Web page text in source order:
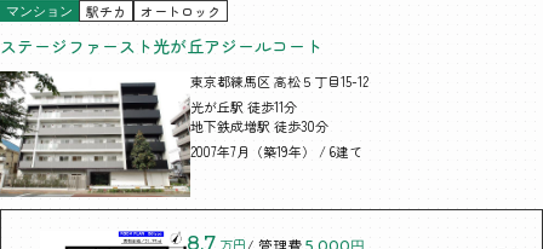
マンション 駅チカ オートロック
ステージファースト光が丘アジールコート
東京都練馬区 高松５丁目15-12
光が丘駅 徒歩11分
地下鉄成増駅 徒歩30分
2007年7月（築19年） / 6建て
8.7 万円/ 管理費